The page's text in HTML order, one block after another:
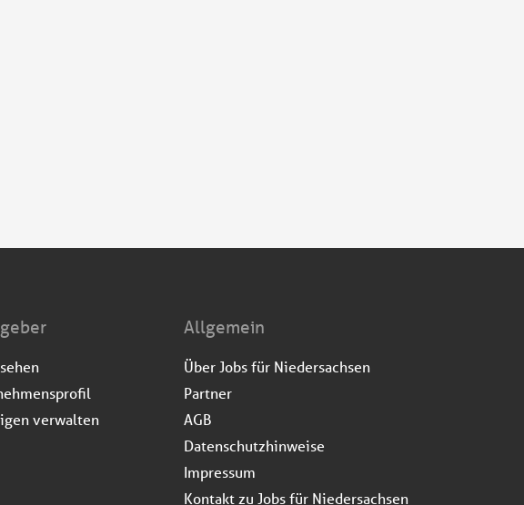
verwalten
Allgemein
Über Jobs für Niedersachsen
Partner
AGB
Datenschutzhinweise
Impressum
Kontakt zu Jobs für Niedersachsen